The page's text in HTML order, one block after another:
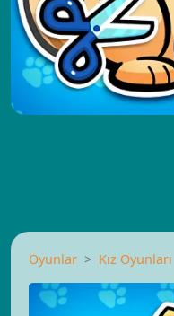
Oyunlar Kız Oyunları